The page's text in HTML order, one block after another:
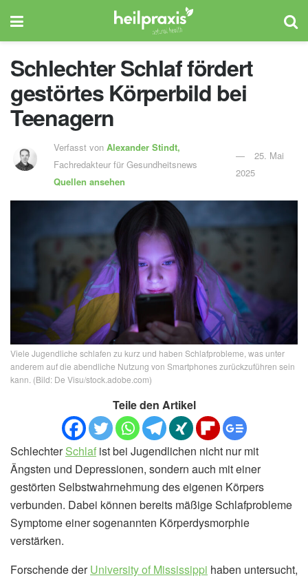
Schlechter Schlaf fördert
gestörtes Körperbild bei
Teenagern
Verfasst vonAlexander Stindt,
Fachredakteur für Gesundheitsnews
Quellen ansehen
25. Mai
2025
Viele Jugendliche schlafen zu kurz und haben Schlafprobleme, was unter
anderem auf die abendliche Nutzung von Smartphones zurückzuführen sein
kann. (Bild: De Visu/stock.adobe.com)
Teile den Artikel
SchlechterSchlaf ist bei Jugendlichen nicht nur mit
Ängsten und Depressionen, sondern auch mit einer
gestörten Selbstwahrnehmung des eigenen Körpers
verbunden. Dabei können bereits mäßige Schlafprobleme
Symptome einer sogenannten Körperdysmorphie
verstärken.
Forschende derUniversity of Mississippi haben untersucht,